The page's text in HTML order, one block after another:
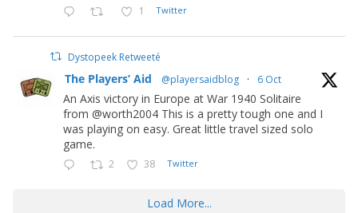
1 Twitter
Dystopeek Retweeté
The Players’ Aid @playersaidblog · 6 Oct
An Axis victory in Europe at War 1940 Solitaire
from @worth2004 This is a pretty tough one and I
was playing on easy. Great little travel sized solo
game.
2 38 Twitter
Load More...